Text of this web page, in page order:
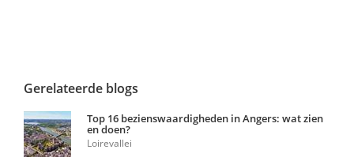
Gerelateerde blogs
Top 16 bezienswaardigheden in Angers: wat zien
en doen?
Loirevallei